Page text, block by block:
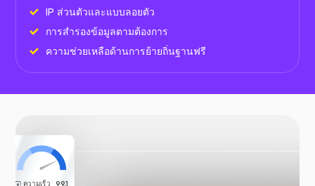
IP ส่วนตัวและแบบลอยตัว
การสำรองข้อมูลตามต้องการ
ความช่วยเหลือด้านการย้ายถิ่นฐานฟรี
ความเร็ว 99.1